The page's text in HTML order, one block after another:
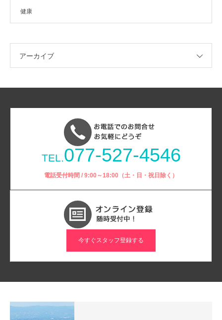
健康
アーカイブ
TEL.077-527-4546
電話受付時間 / 9:00～18:00（土・日・祝日除く）
今すぐスタッフ登録する